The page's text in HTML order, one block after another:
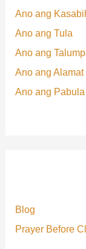
Ano ang
Ano ang Tula
Ano ang
Ano ang Alamat
Ano ang Pabula
Blog
Prayer Before